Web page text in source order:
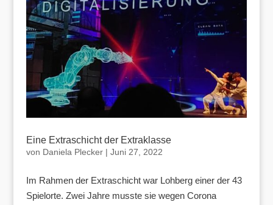
Eine Extraschicht der Extraklasse
von Daniela Plecker| Juni 27, 2022
Im Rahmen der Extraschicht war Lohberg einer der 43
Spielorte. Zwei Jahre musste sie wegen Corona